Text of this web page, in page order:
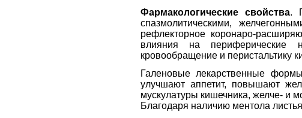
Фармакологические свойства.
спазмолитическими,
рефлекторное коронаро-
влияния на периферические
кровообращение и перистальтику
Галеновые лекарственные
улучшают аппетит, повышают
мускулатуры кишечника, желче- и
Благодаря наличию ментола